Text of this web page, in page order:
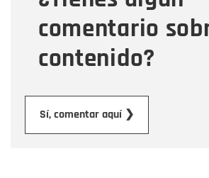
comentario
contenido?
Sí, comentar aquí ❯